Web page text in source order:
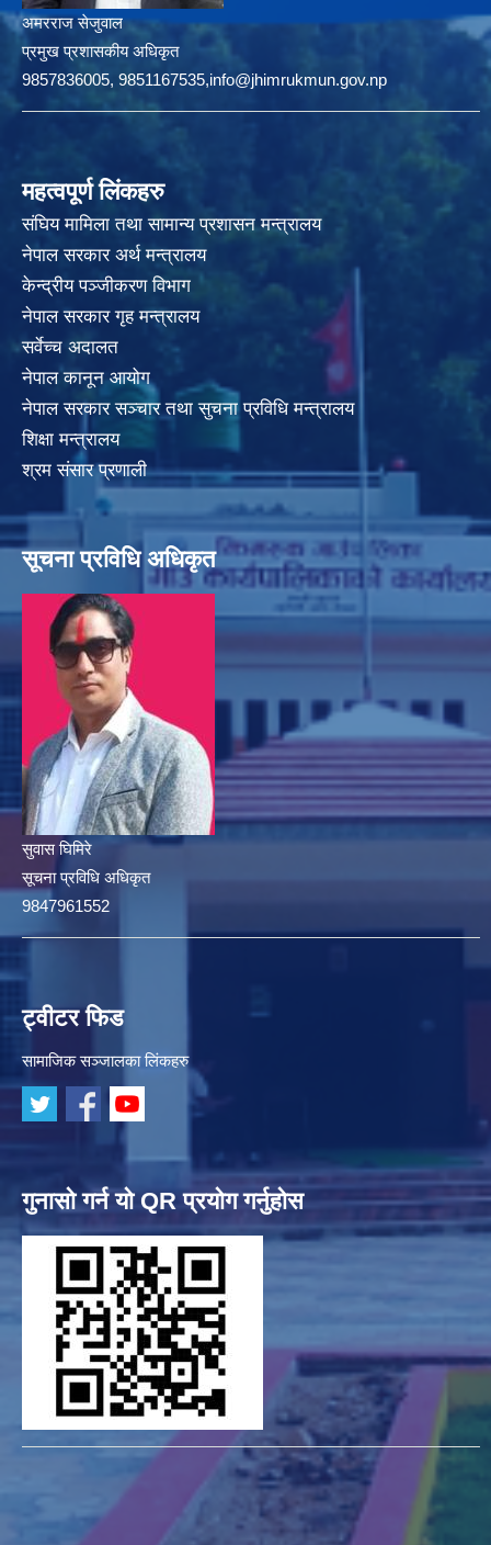
अमरराज सेजुवाल
प्रमुख प्रशासकीय अधिकृत
9857836005, 9851167535,info@jhimrukmun.gov.np
महत्वपूर्ण लिंकहरु
संघिय मामिला तथा सामान्य प्रशासन मन्त्रालय
नेपाल सरकार अर्थ मन्त्रालय
केन्द्रीय पञ्जीकरण विभाग
नेपाल सरकार गृह मन्त्रालय
सर्वेच्च अदालत
नेपाल कानून आयोग
नेपाल सरकार सञ्चार तथा सुचना प्रविधि मन्त्रालय
शिक्षा मन्त्रालय
श्रम संसार प्रणाली
सूचना प्रविधि अधिकृत
सुवास घिमिरे
सूचना प्रविधि अधिकृत
9847961552
ट्वीटर फिड
सामाजिक सञ्जालका लिंकहरु
गुनासो गर्न यो QR प्रयोग गर्नुहोस